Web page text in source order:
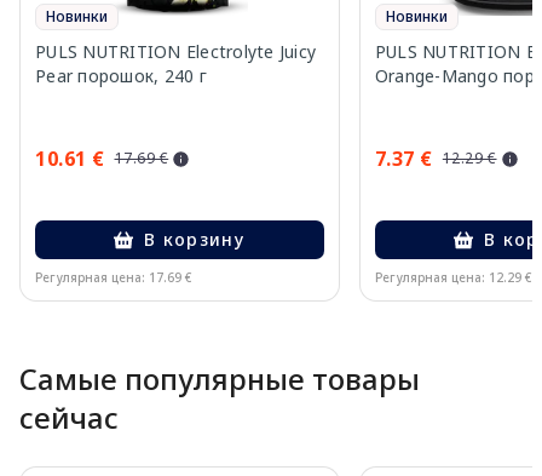
Новинки
PULS NUTRITION Electrolyte Juicy
Pear порошок, 240 г
10.61 € 17.69 €
В корзину
Регулярная цена: 17.69 €
Новинки
PULS NUTRITION
Orange-Mango
7.37 € 12.29 €
В
Регулярная цена: 12.29 €
Самые популярные товары
сейчас